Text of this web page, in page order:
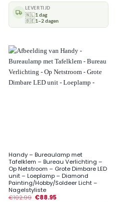
LEVERTIJD
🇳🇱1 dag
🇧🇪1–2 dagen
Handy – Bureaulamp met
Tafelklem – Bureau Verlichting –
Op Netstroom – Grote Dimbare LED
unit – Loeplamp – Diamond
Painting/Hobby/Soldeer Licht –
Nagelstyliste
€102.99 €88.95